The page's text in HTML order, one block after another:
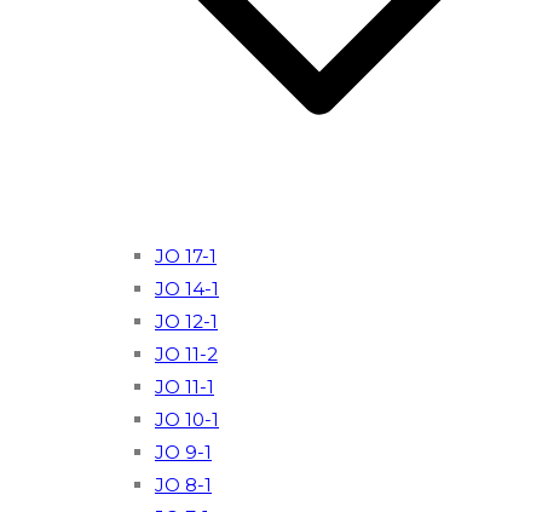
JO 17-1
JO 14-1
JO 12-1
JO 11-2
JO 11-1
JO 10-1
JO 9-1
JO 8-1